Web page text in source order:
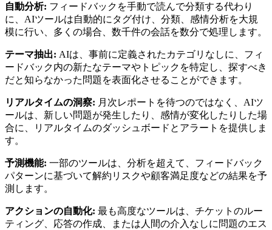
自動分析: フィードバックを手動で読んで分類する代わり
に、AIツールは自動的にタグ付け、分類、感情分析を大規
模に行い、多くの場合、数千件の会話を数分で処理します。
テーマ抽出: AIは、事前に定義されたカテゴリなしに、フィ
ードバック内の新たなテーマやトピックを特定し、探すべき
だと知らなかった問題を表面化させることができます。
リアルタイムの洞察: 月次レポートを待つのではなく、AIツ
ールは、新しい問題が発生したり、感情が変化したりした場
合に、リアルタイムのダッシュボードとアラートを提供しま
す。
予測機能: 一部のツールは、分析を超えて、フィードバック
パターンに基づいて解約リスクや顧客満足度などの結果を予
測します。
アクションの自動化: 最も高度なツールは、チケットのルー
ティング、応答の作成、または人間の介入なしに問題のエス